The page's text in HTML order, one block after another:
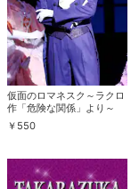
仮面のロマネスク～ラクロ
作「危険な関係」より～
（’16年花組・全国）
￥ 550